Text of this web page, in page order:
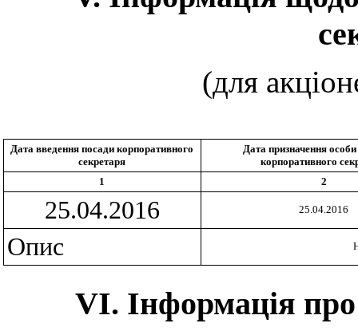
(для
Дата введення посади корпоративного
секретаря
Дата призначення
корпоративного
1
2
25.04.2016 25.04.2016
Опис
VI. Інформація про